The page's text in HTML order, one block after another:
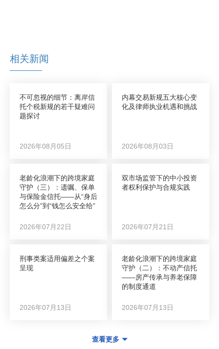
相关新闻
不可忽视的细节：离岸信
托个税新规的若干疑难问
题探讨
2026年08月05日
内幕交易新规五大核心变
化及律师执业机遇和挑战
2026年08月03日
老龄化浪潮下的跨境家庭
守护（三）：遗嘱、保单
与保险金信托——从“身后
怎么分”到“钱怎么安全给”
2026年07月22日
双市场监管下的中小投资
者权利保护与合规实践
2026年07月21日
刑事类案适用偏差之个案
呈现
2026年07月13日
老龄化浪潮下的跨境家庭
守护（二）：不动产信托
——房产传承与养老保障
的制度通道
2026年07月13日
查看更多